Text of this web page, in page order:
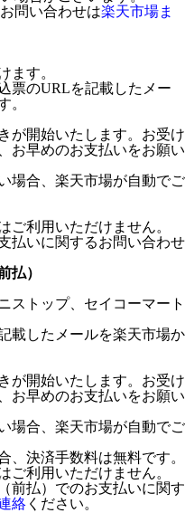
問い合わせは楽天市場ま
ます。
票のURLを記載したメー
。
が開始いたします。お受け
お早めのお支払いをお願い
場合、楽天市場が自動でご
利用いただけません。
払いに関するお問い合わせ
払）
ストップ、セイコーマート
載したメールを楽天市場か
が開始いたします。お受け
お早めのお支払いをお願い
場合、楽天市場が自動でご
、決済手数料は無料です。
利用いただけません。
前払）でのお支払いに関す
絡 ください。